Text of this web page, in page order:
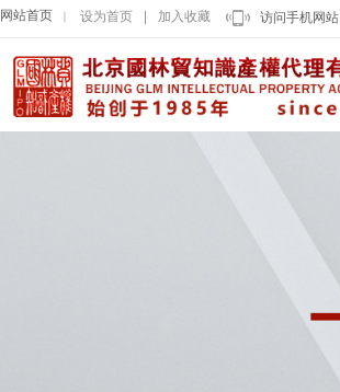
设为首页 加入收藏
网站首页 访问手机网站